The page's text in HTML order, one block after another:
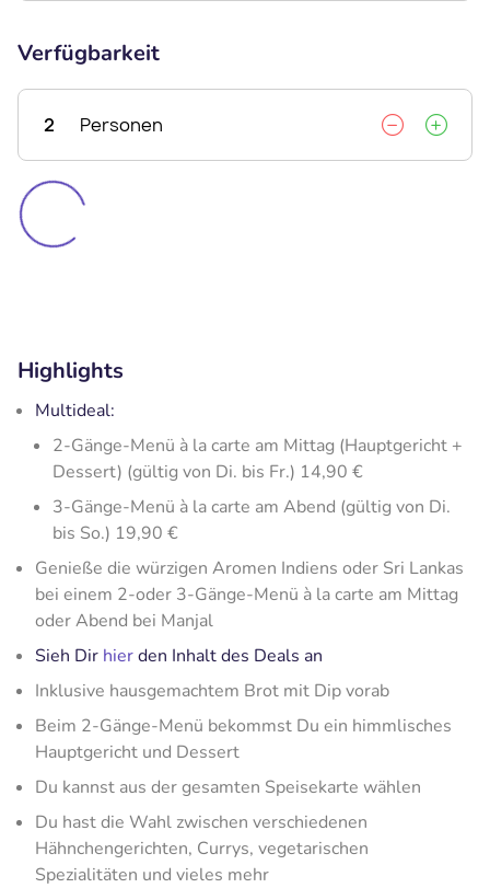
Verfügbarkeit
2 Personen
Highlights
Multideal:
2-Gänge-Menü à la carte am Mittag (Hauptgericht +
Dessert) (gültig von Di. bis Fr.) 14,90 €
3-Gänge-Menü à la carte am Abend (gültig von Di.
bis So.) 19,90 €
Genieße die würzigen Aromen Indiens oder Sri Lankas
bei einem 2-oder 3-Gänge-Menü à la carte am Mittag
oder Abend bei Manjal
Sieh Dir hierden Inhalt des Deals an
Inklusive hausgemachtem Brot mit Dip vorab
Beim 2-Gänge-Menü bekommst Du ein himmlisches
Hauptgericht und Dessert
Du kannst aus der gesamten Speisekarte wählen
Du hast die Wahl zwischen verschiedenen
Hähnchengerichten, Currys, vegetarischen
Spezialitäten und vieles mehr